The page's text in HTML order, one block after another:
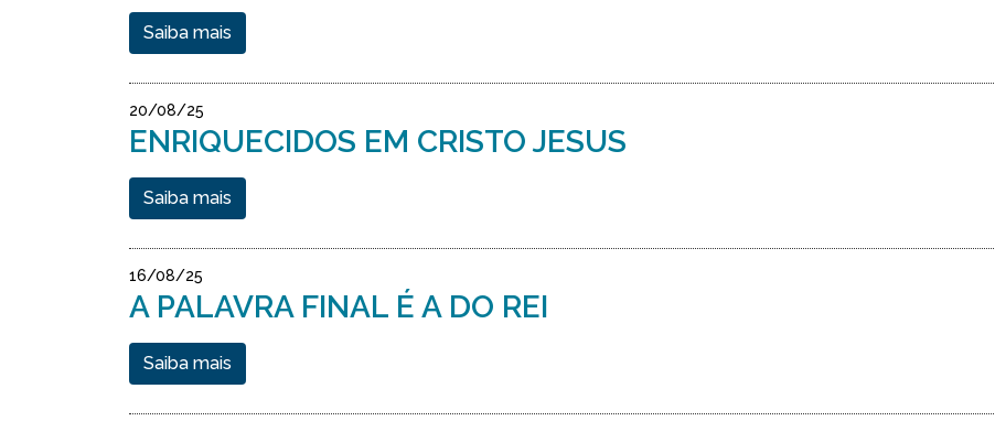
Saiba mais
20/08/25
ENRIQUECIDOS EM CRISTO JESUS
Saiba mais
16/08/25
A PALAVRA FINAL É A DO REI
Saiba mais